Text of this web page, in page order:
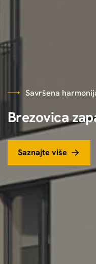
Savršena
Brezovicazap
Saznajte više